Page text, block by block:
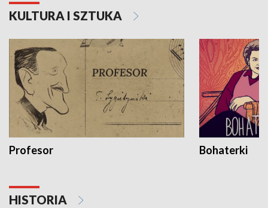
KULTURA I SZTUKA
Profesor Bohaterki
HISTORIA